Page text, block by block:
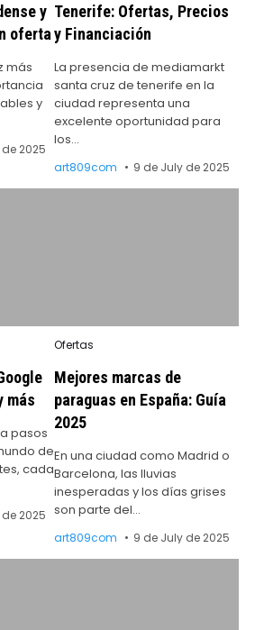
y
oferta
más
y
2025
Tenerife: Ofertas, Precios
y Financiación
La presencia de mediamarkt
santa cruz de tenerife en la
ciudad representa una
excelente oportunidad para
los…
art809com 9 de July de 2025
más
pasos
de
cada
2025
Posted
Ofertas
Mejores marcas de
paraguas en España: Guía
2025
En una ciudad como Madrid o
Barcelona, las lluvias
inesperadas y los días grises
son parte del…
art809com 9 de July de 2025